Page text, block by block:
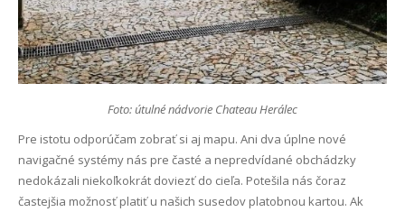
Foto: útulné nádvorie Chateau Herálec
Pre istotu odporúčam zobrať si aj mapu. Ani dva úplne nové
navigačné systémy nás pre časté a nepredvídané obchádzky
nedokázali niekoľkokrát doviezť do cieľa. Potešila nás čoraz
častejšia možnosť platiť u našich susedov platobnou kartou. Ak